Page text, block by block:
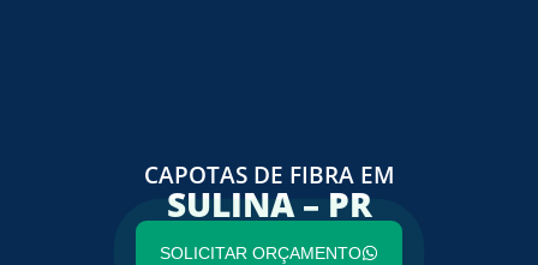
CAPOTAS DE FIBRA EM
SULINA – PR
SOLICITAR ORÇAMENTO